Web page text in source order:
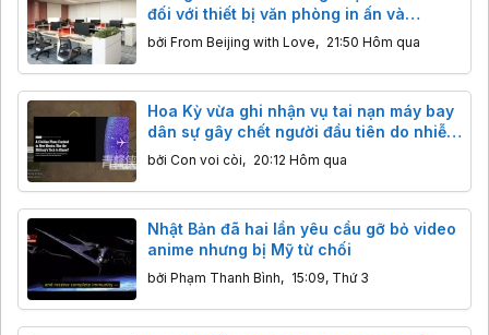
đối với thiết bị văn phòng in ấn và
photocopy nhập khẩu
bởi From Beijing with Love, 21:50 Hôm qua
Hoa Kỳ vừa ghi nhận vụ tai nạn máy bay
dân sự gây chết người đầu tiên do nhiễu
sóng GPS quân sự
bởi Con voi còi, 20:12 Hôm qua
Nhật Bản đã hai lần yêu cầu gỡ bỏ video
anime nhưng bị Mỹ từ chối
bởi Phạm Thanh Bình, 15:09, Thứ 3